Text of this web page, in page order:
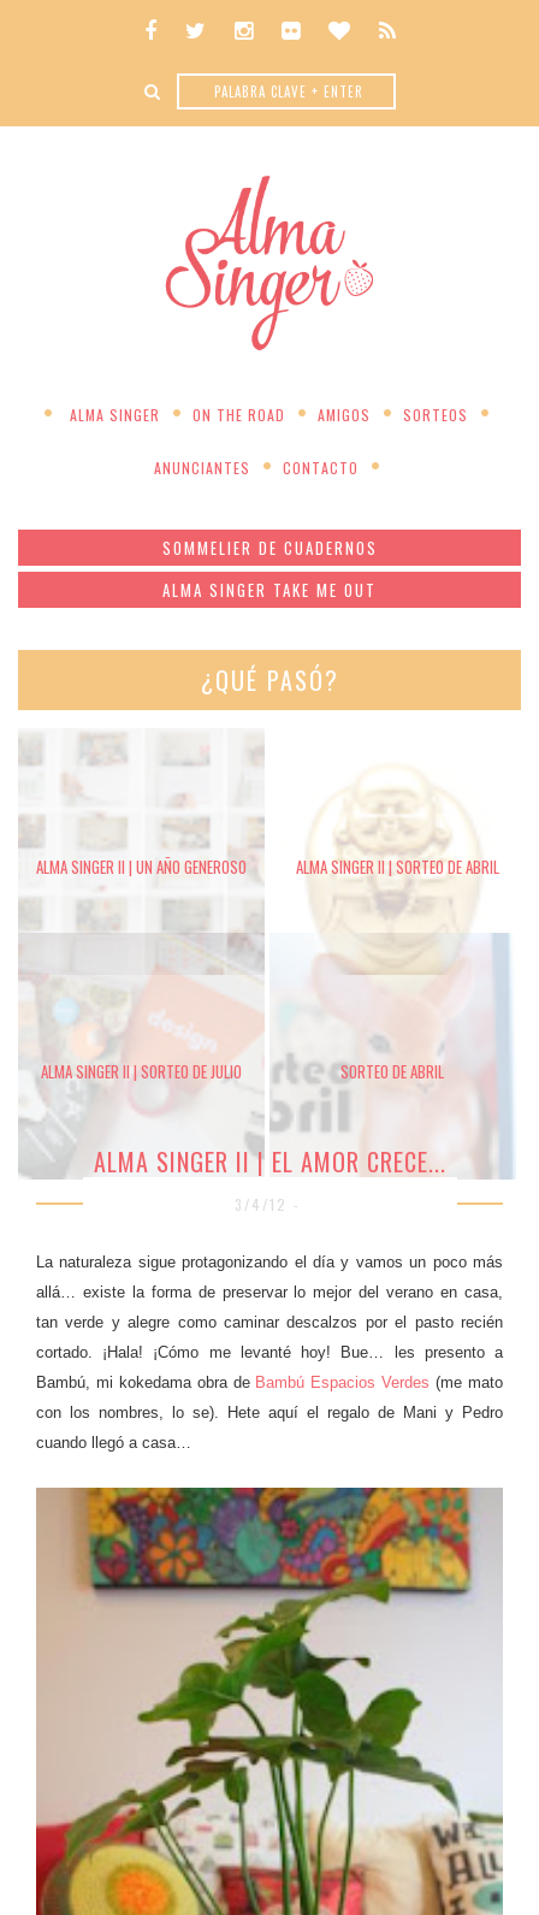
ALMA SINGER ON THE ROAD AMIGOS SORTEOS
ANUNCIANTES CONTACTO
SOMMELIER DE CUADERNOS
ALMA SINGER TAKE ME OUT
¿QUÉ PASÓ?
ALMA SINGER II | UN AÑO GENEROSO ALMA SINGER II | SORTEO DE ABRIL
ALMA SINGER II | SORTEO DE JULIO SORTEO DE ABRIL
ALMA SINGER II | EL AMOR CRECE...
3/4/12 -
La naturaleza sigue protagonizando el día y vamos un poco más
allá… existe la forma de preservar lo mejor del verano en casa,
tan verde y alegre como caminar descalzos por el pasto recién
cortado. ¡Hala! ¡Cómo me levanté hoy! Bue… les presento a
Bambú, mi kokedama obra de Bambú Espacios Verdes (me mato
con los nombres, lo se). Hete aquí el regalo de Mani y Pedro
cuando llegó a casa…